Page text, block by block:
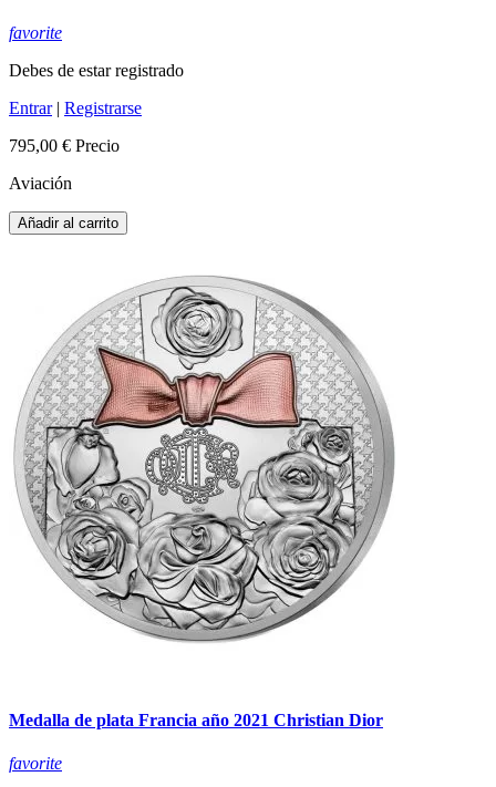
favorite
Debes de estar registrado
Entrar| Registrarse
795,00 € Precio
Aviación
Añadir al carrito
Medalla de plata Francia año 2021 Christian Dior
favorite